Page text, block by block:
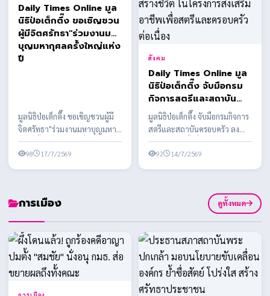
Daily Times Online มูล
นิธิป่อเต็กตึ๊ง ขอเชิญชวน
ผู้มีจิตศรัทธา"ร่วมงานมหา
บุญมหากุศลครั้งใหญ่แห่ง
ปี
มูลนิธิป่อเต็กตึ๊ง ขอเชิญชวนผู้มี
จิตศรัทธา"ร่วมงานมหาบุญมหา
กุศลครั้งใหญ่แห่งปี เนื่องในงาน
ประเพณีทิ้...
98 17/7/2569
สังคม
Daily Times Online มูล
นิธิป่อเต็กตึ๊ง จับมือกรม
กิจการสตรีและสถาบัน
ครอบครัว ลงนาม MOU
ครั้งที่ 2 สนับสนุนอุปกรณ์
การประกอบอาชีพ สร้าง
อาชีพ สร้างชีวิต ใน
โครงการส่งเสริมอาชีพ
มูลนิธิป่อเต็กตึ๊ง จับมือกรมกิจการ
สตรีและสถาบันครอบครัว ลง
นาม MOU ครั้งที่ 2 สนับสนุน
อุปกรณ์การประกอ...
92 14/7/2569
การเมือง ดูทั้งหมด
การเมือง